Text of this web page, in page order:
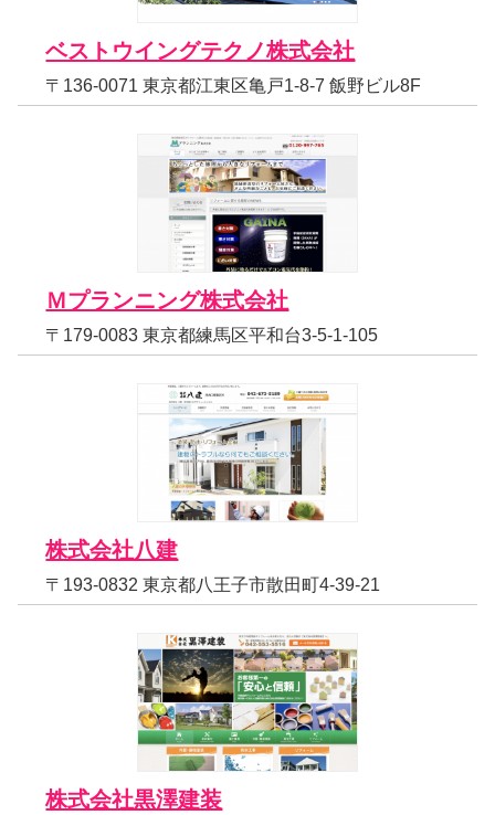
ベストウイングテクノ株式会社
〒136-0071 東京都江東区亀戸1-8-7 飯野ビル8F
Ｍプランニング株式会社
〒179-0083 東京都練馬区平和台3-5-1-105
株式会社八建
〒193-0832 東京都八王子市散田町4-39-21
株式会社黒澤建装